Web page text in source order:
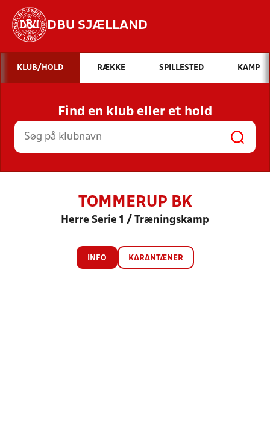
DBU SJÆLLAND
Hvad vil du søge efter?
INDHOLD OG NYHEDER
STILLINGER, RESULTATER, KLUBBER OG
HOLD
KLUB/HOLD RÆKKE SPILLESTED KAMP
Find en klub eller et hold
TOMMERUP BK
Herre Serie 1 / Træningskamp
INFO KARANTÆNER